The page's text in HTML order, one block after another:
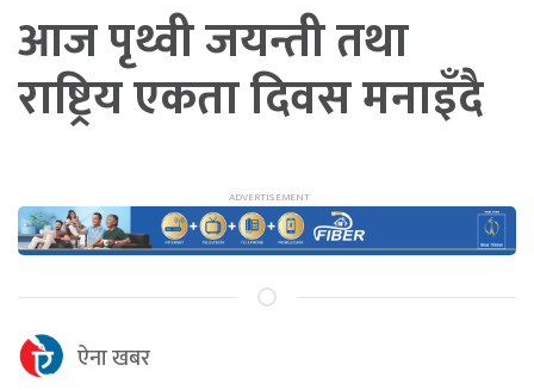
आज पृथ्वी जयन्ती तथा
राष्ट्रिय एकता दिवस मनाइँदै
ऐना खबर